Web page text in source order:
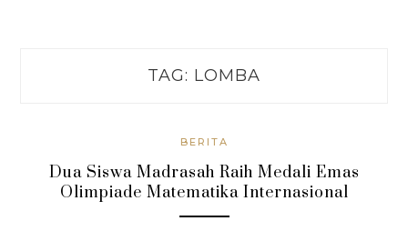
TAG: LOMBA
BERITA
Dua Siswa Madrasah Raih Medali Emas
Olimpiade Matematika Internasional